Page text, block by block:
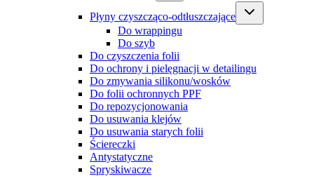
Płyny czyszcząco-odtłuszczające
Do wrappingu
Do szyb
Do czyszczenia folii
Do ochrony i pielęgnacji w detailingu
Do zmywania silikonu/wosków
Do folii ochronnych PPF
Do repozycjonowania
Do usuwania klejów
Do usuwania starych folii
Ściereczki
Antystatyczne
Spryskiwacze